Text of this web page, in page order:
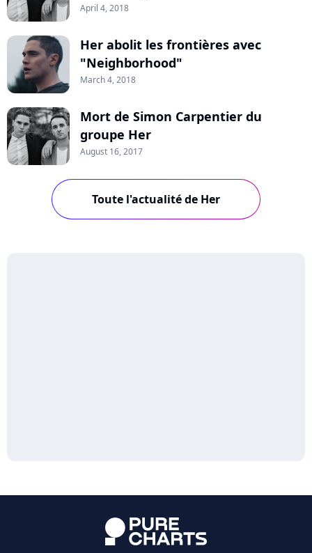
April 4, 2018
Her abolit les frontières avec
"Neighborhood"
March 4, 2018
Mort de Simon Carpentier du
groupe Her
August 16, 2017
Toute l'actualité de Her